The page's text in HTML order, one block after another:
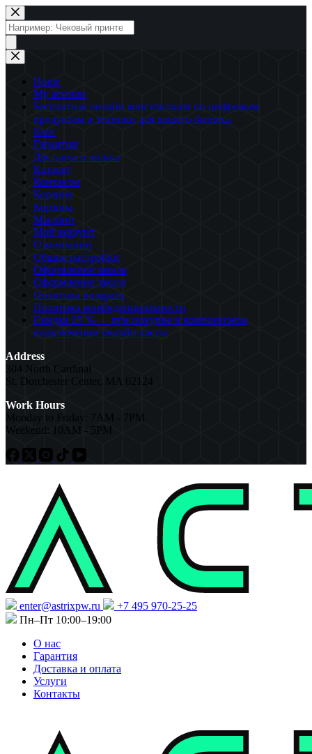
Перейти
к
сути
Поиск
товаров
Home
My account
Бесплатная онлайн консультация по цифровым
продуктам и техники для вашего бизнеса
Блог
Гарантия
Доставка и оплата
Каталог
Контакты
Корзина
Корзина
Магазин
Мой аккаунт
О компании
Общие настройки
Оформление заказа
Оформление заказа
Политика возврата
Политика конфиденциальности
Скидка 25 % — при покупке и комплексном
подключении онлайн-кассы
Address
304 North Cardinal
St. Dorchester Center, MA 02124
Work Hours
Monday to Friday: 7AM - 7PM
Weekend: 10AM - 5PM
enter@astrixpw.ru
+7 495 970-25-25
Пн–Пт 10:00–19:00
О нас
Гарантия
Доставка и оплата
Услуги
Контакты